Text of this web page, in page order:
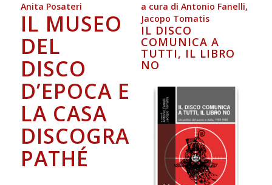
Anita Posateri
IL MUSEO
DEL
DISCO
D’EPOCA E
LA CASA
DISCOGRAFICA
PATHÉ
a cura di Antonio Fanelli,
Jacopo Tomatis
IL DISCO
COMUNICA A
TUTTI, IL LIBRO
NO
Claudio Noliani
DIARI
1940-43
a cura di Lorenzo
Chiarofonte
MUSICA E
INCONTRO
CON GLI
SPIRITI –
VOL. 2